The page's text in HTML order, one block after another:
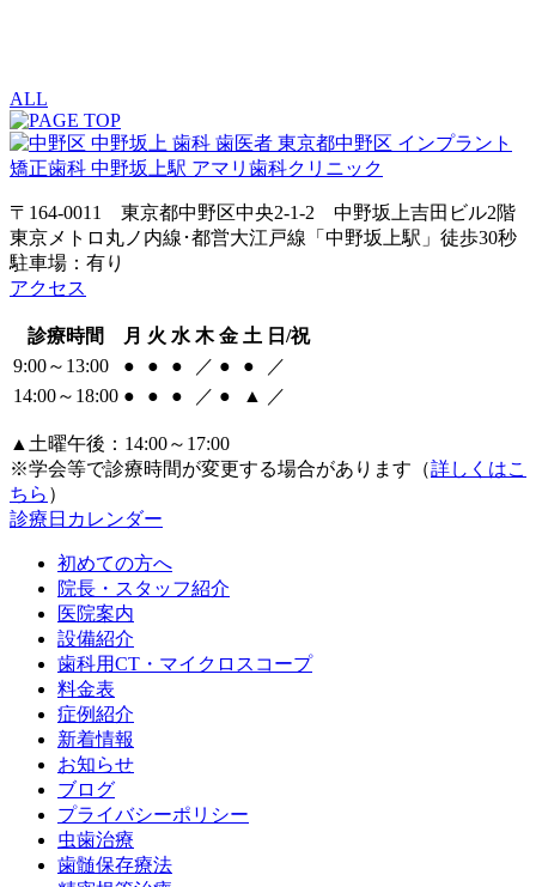
ALL
〒164-0011 東京都中野区中央2-1-2 中野坂上吉田ビル2階
東京メトロ丸ノ内線･都営大江戸線「中野坂上駅」徒歩30秒
駐車場：有り
アクセス
診療時間 月 火 水 木 金 土 日/祝
9:00～13:00
● ● ● ／ ● ●
／
14:00～18:00 ● ● ● ／ ● ▲ ／
▲土曜午後：14:00～17:00
※学会等で診療時間が変更する場合があります（詳しくはこ
ちら ）
診療日カレンダー
初めての方へ
院長・スタッフ紹介
医院案内
設備紹介
歯科用CT・マイクロスコープ
料金表
症例紹介
新着情報
お知らせ
ブログ
プライバシーポリシー
虫歯治療
歯髄保存療法